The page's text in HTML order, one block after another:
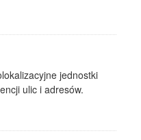
jednostki
ulic i adresów.